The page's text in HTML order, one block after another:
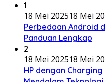
1
18 Mei 202518 Mei
Perbedaan Android
Panduan Lengkap
2
18 Mei 202518 Mei
HP dengan